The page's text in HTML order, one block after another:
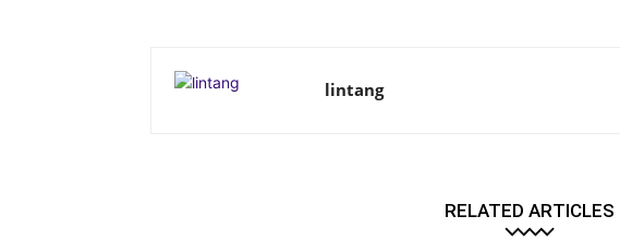
lintang
RELATED ARTICLES